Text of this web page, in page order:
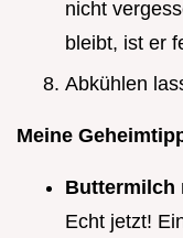
nicht
bleibt, ist er
Abkühlen
Meine
Buttermilch
Echt jetzt!